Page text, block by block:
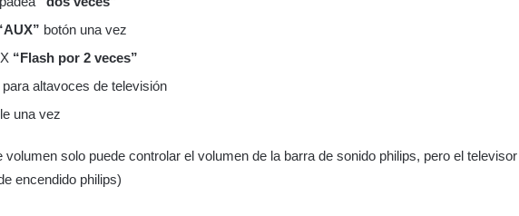
botón una vez
“Flash por 2 veces”
para altavoces de televisión
una vez
volumen solo puede controlar el volumen de la barra de sonido philips, pero el televisor
encendido philips)